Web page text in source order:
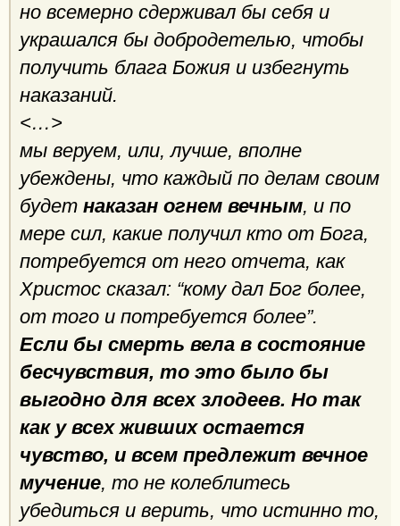
но всемерно сдерживал бы себя и
украшался бы добродетелью, чтобы
получить блага Божия и избегнуть
наказаний.
<…>
мы веруем, или, лучше, вполне
убеждены, что каждый по делам своим
будет наказан огнем вечным, и по
мере сил, какие получил кто от Бога,
потребуется от него отчета, как
Христос сказал: “кому дал Бог более,
от того и потребуется более”.
Если бы смерть вела в состояние
бесчувствия, то это было бы
выгодно для всех злодеев. Но так
как у всех живших остается
чувство, и всем предлежит вечное
мучение, то не колеблитесь
убедиться и верить, что истинно то,